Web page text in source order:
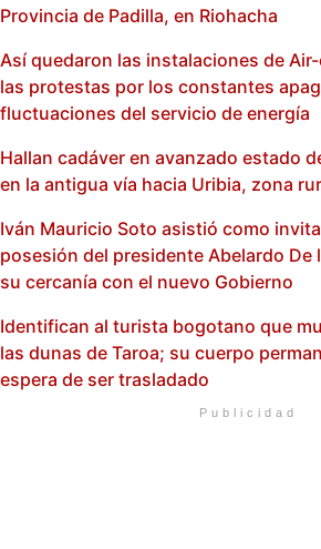
Provincia de Padilla, en Riohacha
Así quedaron las instalaciones de
las protestas por los constantes
fluctuaciones del servicio de energía
Hallan cadáver en avanzado estado
en la antigua vía hacia Uribia, zona
Iván Mauricio Soto asistió como
posesión del presidente Abelardo De
su cercanía con el nuevo Gobierno
Identifican al turista bogotano que
las dunas de Taroa; su cuerpo
espera de ser trasladado
Publicidad